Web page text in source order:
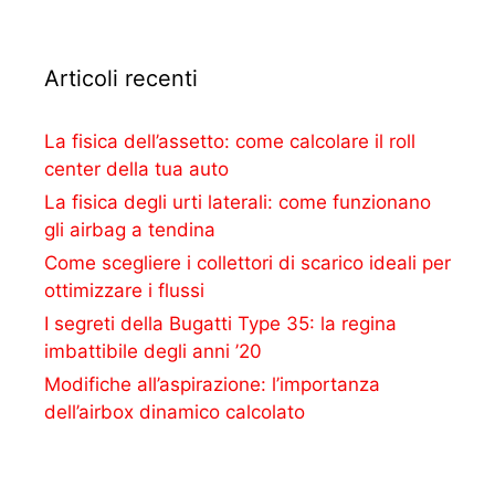
Articoli recenti
La fisica dell’assetto: come calcolare il roll
center della tua auto
La fisica degli urti laterali: come funzionano
gli airbag a tendina
Come scegliere i collettori di scarico ideali per
ottimizzare i flussi
I segreti della Bugatti Type 35: la regina
imbattibile degli anni ’20
Modifiche all’aspirazione: l’importanza
dell’airbox dinamico calcolato